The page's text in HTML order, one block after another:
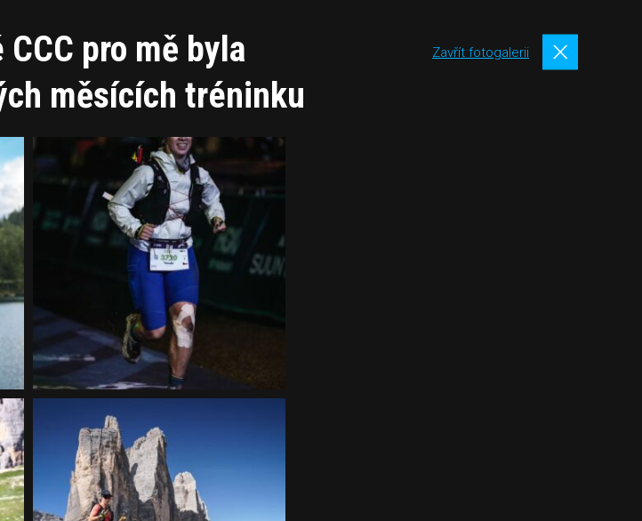
pro mě byla
měsících tréninku
Zavřít fotogalerii